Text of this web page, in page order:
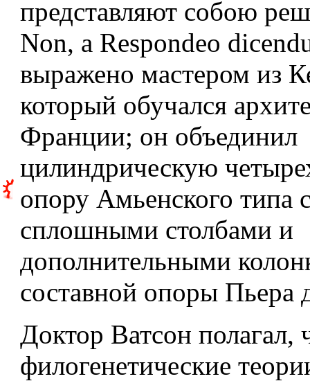
представляют собою
Non, a Respondeo
выражено мастером из
который обучался
Франции; он объединил
цилиндрическую
опору Амьенского типа
сплошными столбами и
дополнительными
составной опоры Пьера
Доктор Ватсон полагал,
филогенетические